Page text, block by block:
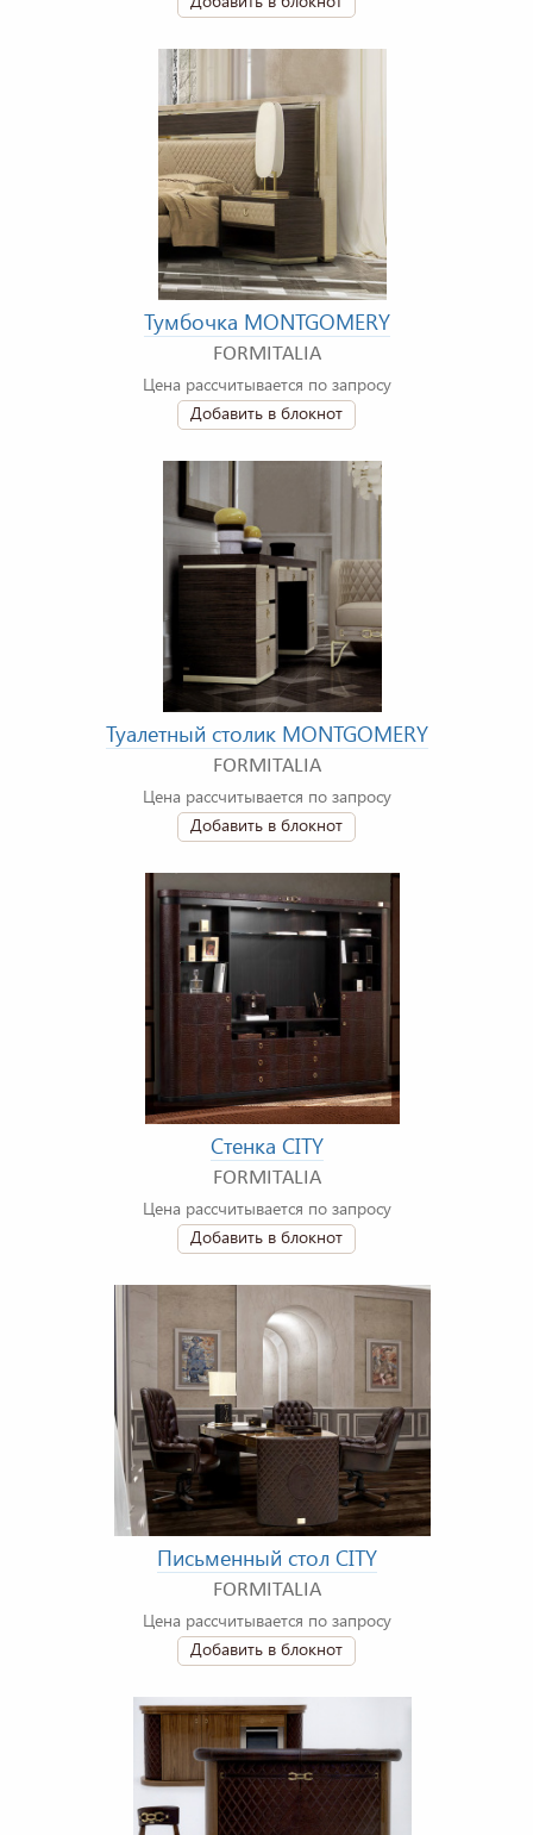
Тумбочка MONTGOMERY
FORMITALIA
Цена рассчитывается по запросу
Добавить в блокнот
Туалетный столик MONTGOMERY
FORMITALIA
Цена рассчитывается по запросу
Добавить в блокнот
Стенка CITY
FORMITALIA
Цена рассчитывается по запросу
Добавить в блокнот
Письменный стол CITY
FORMITALIA
Цена рассчитывается по запросу
Добавить в блокнот